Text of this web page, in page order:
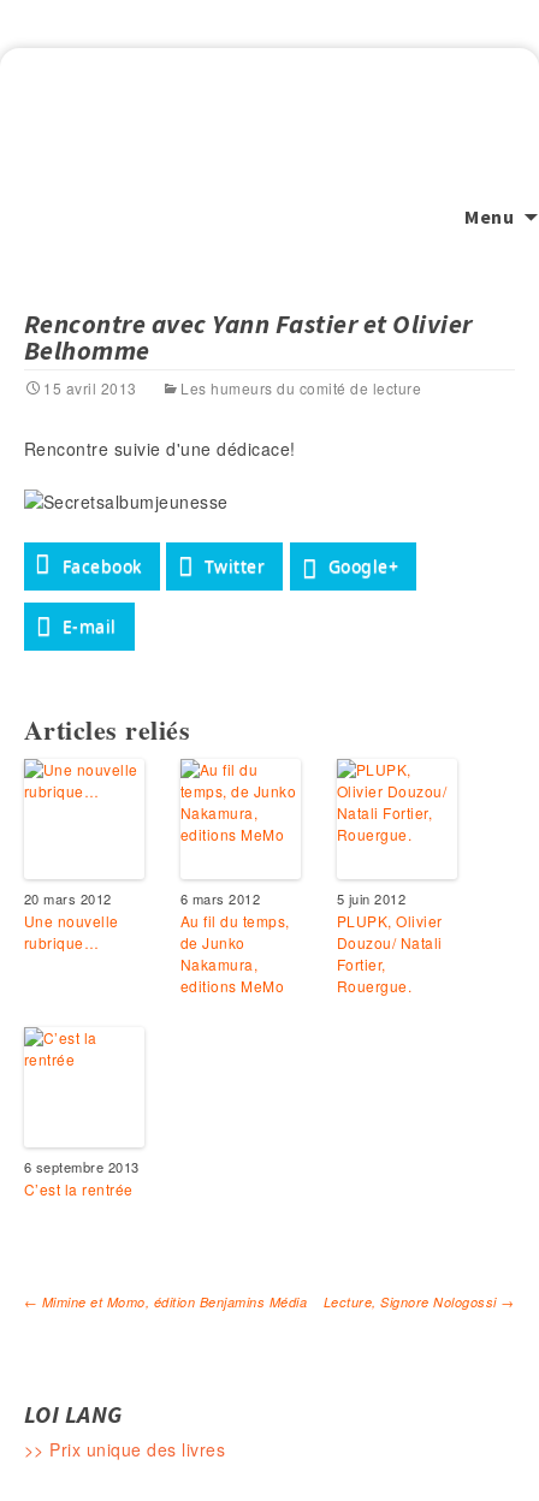
Menu
Rencontre avec Yann Fastier et Olivier
Belhomme
15 avril 2013 Les humeurs du comité de lecture
Rencontre suivie d'une dédicace!
Facebook Twitter Google+
E-mail
Articles reliés
20 mars 2012
Une nouvelle
rubrique…
6 mars 2012
Au fil du temps,
de Junko
Nakamura,
editions MeMo
5 juin 2012
PLUPK, Olivier
Douzou/ Natali
Fortier,
Rouergue.
6 septembre 2013
C’est la rentrée
← Mimine et Momo, édition Benjamins Média Lecture, Signore Nologossi →
LOI LANG
>> Prix unique des livres